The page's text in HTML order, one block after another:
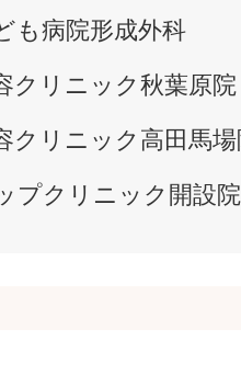
も病院形成外科
クリニック 秋葉原院
クリニック 高田馬
プクリニック 開設